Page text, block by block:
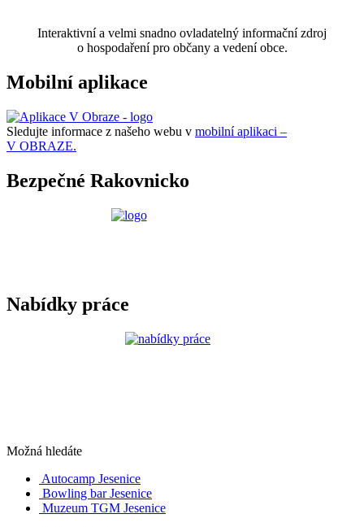
Interaktivní a velmi snadno ovladatelný informační zdroj
o hospodaření pro občany a vedení obce.
Mobilní aplikace
Sledujte informace z našeho webu v mobilní aplikaci –
V OBRAZE.
Bezpečné Rakovnicko
Nabídky práce
Možná hledáte
Autocamp Jesenice
Bowling bar Jesenice
Muzeum TGM Jesenice